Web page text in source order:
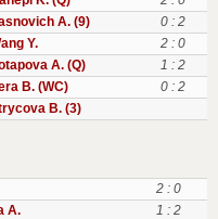
A. (9)
0 : 2
Y.
2 : 0
A. (Q)
1 : 2
B. (WC)
0 : 2
B. (3)
2 : 0
A.
1 : 2